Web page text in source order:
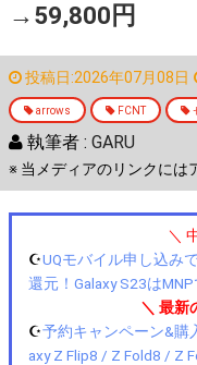
→59,800円
投稿日:2026年07月08日
arrows FCNT
執筆者 : GARU
※ 当メディアのリンクには
＼
☪️UQモバイル申し込み
還元！Galaxy S23はMNP
＼ 最新
☪️予約キャンペーン&購
axy Z Flip8 / Z Fold8 / Z